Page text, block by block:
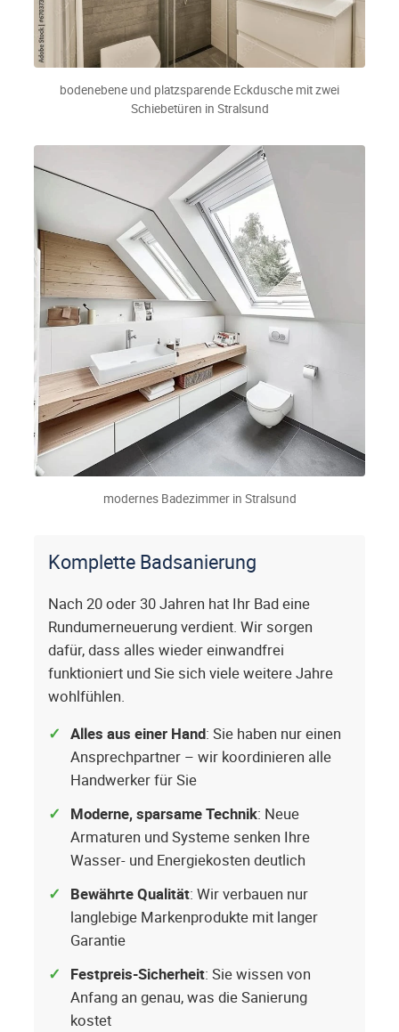
bodenebene und platzsparende Eckdusche mit zwei
Schiebetüren in Stralsund
modernes Badezimmer in Stralsund
Komplette Badsanierung
Nach 20 oder 30 Jahren hat Ihr Bad eine
Rundumerneuerung verdient. Wir sorgen
dafür, dass alles wieder einwandfrei
funktioniert und Sie sich viele weitere Jahre
wohlfühlen.
Alles aus einer Hand: Sie haben nur einen
Ansprechpartner – wir koordinieren alle
Handwerker für Sie
Moderne, sparsame Technik: Neue
Armaturen und Systeme senken Ihre
Wasser- und Energiekosten deutlich
Bewährte Qualität: Wir verbauen nur
langlebige Markenprodukte mit langer
Garantie
Festpreis-Sicherheit: Sie wissen von
Anfang an genau, was die Sanierung
kostet